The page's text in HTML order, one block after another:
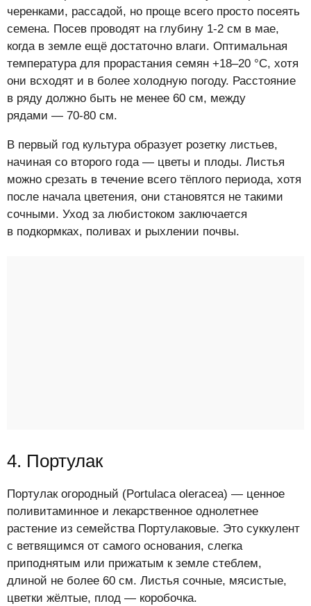
черенками, рассадой, но проще всего просто посеять
семена. Посев проводят на глубину 1-2 см в мае,
когда в земле ещё достаточно влаги. Оптимальная
температура для прорастания семян +18–20 °C, хотя
они всходят и в более холодную погоду. Расстояние
в ряду должно быть не менее 60 см, между
рядами — 70-80 см.
В первый год культура образует розетку листьев,
начиная со второго года — цветы и плоды. Листья
можно срезать в течение всего тёплого периода, хотя
после начала цветения, они становятся не такими
сочными. Уход за любистоком заключается
в подкормках, поливах и рыхлении почвы.
4. Портулак
Портулак огородный (Portulaca oleracea) — ценное
поливитаминное и лекарственное однолетнее
растение из семейства Портулаковые. Это суккулент
с ветвящимся от самого основания, слегка
приподнятым или прижатым к земле стеблем,
длиной не более 60 см. Листья сочные, мясистые,
цветки жёлтые, плод — коробочка.